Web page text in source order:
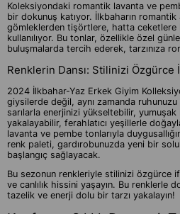
Koleksiyondaki romantik lavanta ve
bir dokunuş katıyor. İlkbaharın
gömleklerden tişörtlere, hatta ceketlere
kullanılıyor. Bu tonlar, özellikle özel
buluşmalarda tercih ederek, tarzınıza
Renklerin Dansı: Stilinizi Özgürce
2024 İlkbahar-Yaz Erkek Giyim
giysilerde değil, aynı zamanda ruhunuzu
sarılarla enerjinizi yükseltebilir,
yakalayabilir, ferahlatıcı yeşillerle
lavanta ve pembe tonlarıyla
renk paleti, gardırobunuzda yeni bir
başlangıç sağlayacak.
Bu sezonun renkleriyle stilinizi özgürce
ve canlılık hissini yaşayın. Bu renklerle
tazelik ve enerji dolu bir tarzı yakalayın!